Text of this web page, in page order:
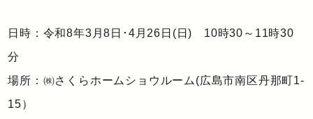
日時：令和8年3月8日･4月26日(日) 10時30～11時30
分
場所：㈱さくらホームショウルーム(広島市南区丹那町1-
15）